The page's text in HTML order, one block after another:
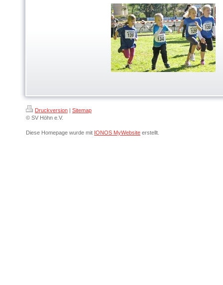
Druckversion | Sitemap
© SV Höhn e.V.
Diese Homepage wurde mit IONOS MyWebsite erstellt.